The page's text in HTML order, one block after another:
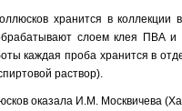
хранится в
обрабатывают слоем клея
каждая проба хранится в
раствор).
оказала И.М. Москвичева